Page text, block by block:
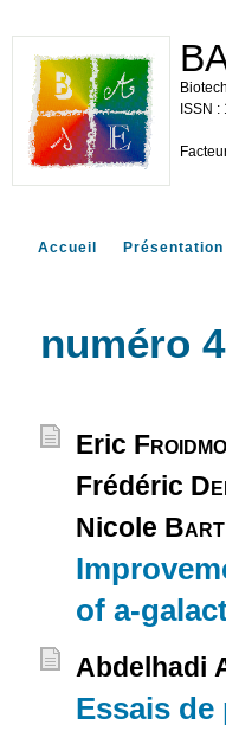
Accueil
numéro 4
Eric
Frédéric
Nicole
of a-
Abdelhadi
Essais de